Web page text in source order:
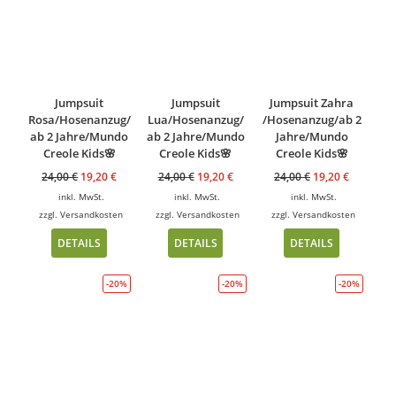
Jumpsuit
Rosa/Hosenanzug/
ab 2 Jahre/Mundo
Creole Kids🌸
24,00€ 19,20€
inkl. MwSt.
zzgl.Versandkosten
DETAILS
Jumpsuit
Lua/Hosenanzug/
ab 2 Jahre/Mundo
Creole Kids🌸
24,00€ 19,20€
inkl. MwSt.
zzgl. Versandkosten
DETAILS
Jumpsuit Zahra
/Hosenanzug/ab 2
Jahre/Mundo
Creole Kids🌸
24,00€ 19,20€
inkl. MwSt.
zzgl.Versandkosten
DETAILS
-20% -20% -20%